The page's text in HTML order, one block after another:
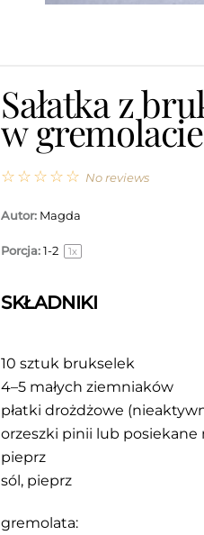
Sałatka z
w gremolacie
☆
☆
☆
☆
☆ No reviews
Autor: Magda
Porcja: 1-2 1x
SKŁADNIKI
10 sztuk brukselek
4–5 małych ziemniaków
płatki drożdżowe
orzeszki pinii lub posiekane
pieprz
sól, pieprz
gremolata: